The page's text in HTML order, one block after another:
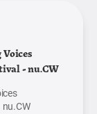
- nu.CW